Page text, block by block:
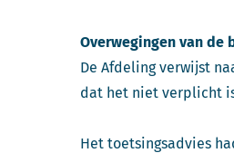
Overwegingen van de
De Afdeling verwijst
dat het niet verplicht
Het toetsingsadvies